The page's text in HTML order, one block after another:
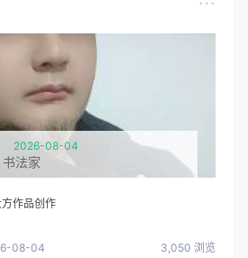
2026-08-04
法家
作品创作
08-04 3,050 浏览